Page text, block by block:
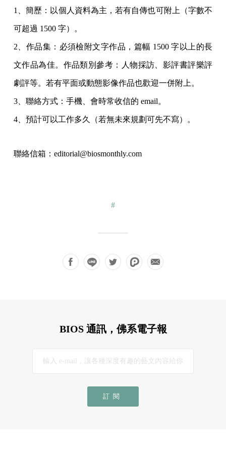
1、簡歷：以個人資料為主，若有自傳也可附上（字數不
可超過 1500 字）。
2、作品集：必須檢附文字作品，篇幅 1500 字以上的長
文作品為佳。作品類別參考：人物採訪、影評書評樂評
劇評等。若有平面或動態影像作品也歡迎一併附上。
3、聯絡方式：手機、會時常收信的 email。
4、預計可以工作多久（若無未來規劃可先不寫）。
聯絡信箱：editorial@biosmonthly.com
#
BIOS 通訊，佛系電子報
訂閱